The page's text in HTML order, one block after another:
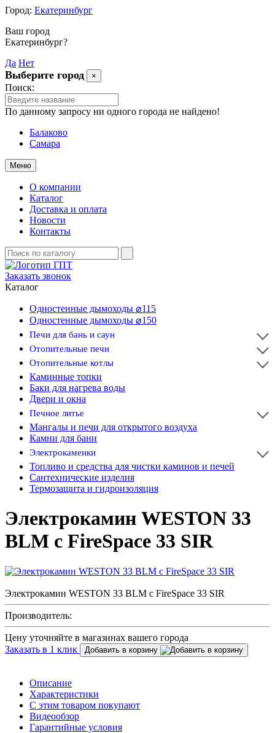
Город: Екатеринбург
Ваш город
Екатеринбург?
Да Нет
Выберите город ×
Поиск:
По данному запросу ни одного города не найдено!
Балаково
Самара
Меню
О компании
Каталог
Доставка и оплата
Новости
Контакты
Заказать звонок
Каталог
Одностенные дымоходы ⌀115
Одностенные дымоходы ⌀150
Печи для бань и саун
Отопительные печи
Отопительные котлы
Каминные топки
Баки для нагрева воды
Двери и окна
Печное литье
Мангалы и печи для открытого воздуха
Камни для бани
Электрокаменки
Топливо и средства для чистки каминов и печей
Сантехнические изделия
Термозащита и гидроизоляция
Электрокамин WESTON 33
BLM с FireSpace 33 SIR
Электрокамин WESTON 33 BLM с FireSpace 33 SIR
Производитель:
Цену уточняйте в магазинах вашего города
Заказать в 1 клик
Добавить в корзину
Описание
Характеристики
С этим товаром покупают
Видеообзор
Гарантийные условия